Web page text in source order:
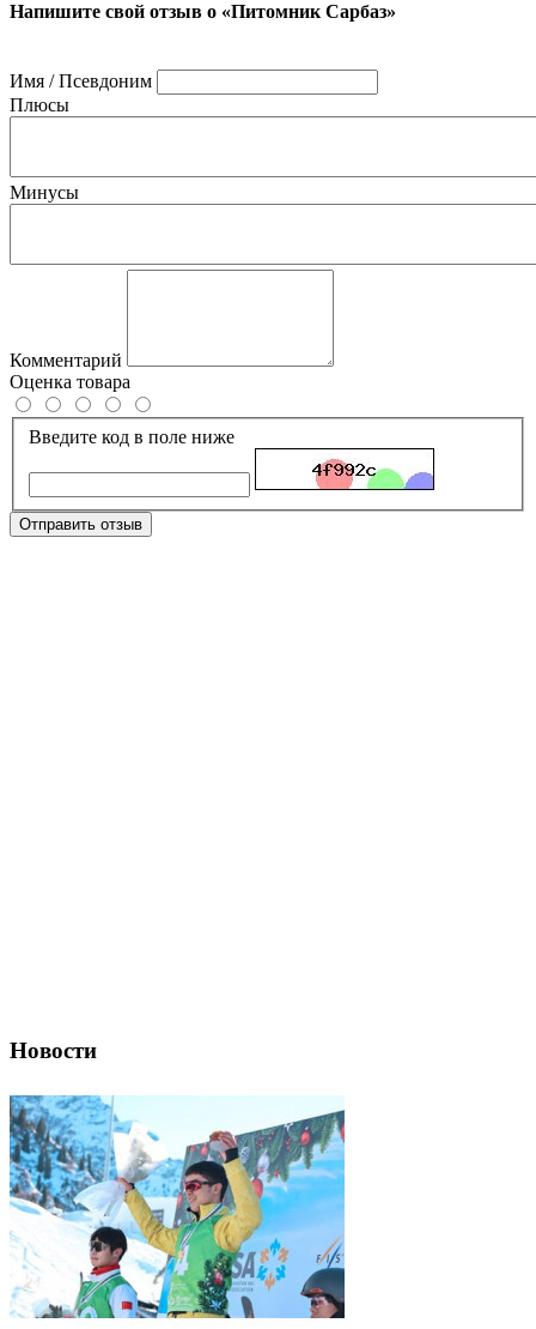
Напишите свой отзыв о «Питомник Сарбаз»
Имя / Псевдоним
Плюсы
Минусы
Комментарий
Оценка товара
Введите код в поле ниже
Отправить отзыв
Новости